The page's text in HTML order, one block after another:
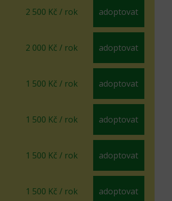
2 500 Kč / rok adoptovat
2 000 Kč / rok adoptovat
1 500 Kč / rok adoptovat
1 500 Kč / rok adoptovat
1 500 Kč / rok adoptovat
1 500 Kč / rok adoptovat